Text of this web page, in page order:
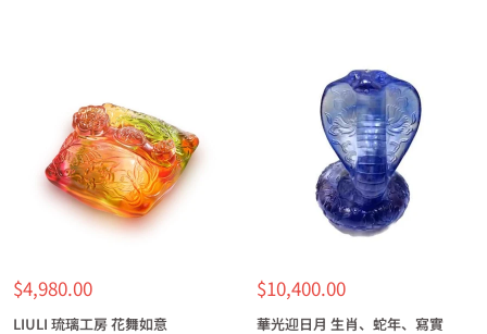
特
價
$4,980.00
LIULI 琉璃工房 花舞如意
特
價
$10,400.00
華光迎日月 生肖、蛇年、寫實